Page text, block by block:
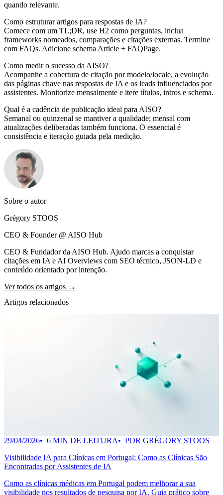
quando relevante.
Como estruturar artigos para respostas de IA?
Comece com um TL;DR, use H2 como perguntas, inclua
frameworks nomeados, comparações e citações externas. Termine
com FAQs. Adicione schema Article + FAQPage.
Como medir o sucesso da AISO?
Acompanhe a cobertura de citação por modelo/locale, a evolução
das páginas chave nas respostas de IA e os leads influenciados por
assistentes. Monitorize mensalmente e itere títulos, intros e schema.
Qual é a cadência de publicação ideal para AISO?
Semanal ou quinzenal se mantiver a qualidade; mensal com
atualizações deliberadas também funciona. O essencial é
consistência e iteração guiada pela medição.
Sobre o autor
Grégory STOOS
CEO & Founder @ AISO Hub
CEO & Fundador da AISO Hub. Ajudo marcas a conquistar
citações em IA e AI Overviews com SEO técnico, JSON-LD e
conteúdo orientado por intenção.
Ver todos os artigos →
Artigos relacionados
29/04/2026 6 MIN DE LEITURA
POR GRÉGORY STOOS
Visibilidade IA para Clínicas em Portugal: Como as Clínicas São
Encontradas por Assistentes de IA
Como as clínicas médicas em Portugal podem melhorar a sua
visibilidade nos resultados de pesquisa por IA. Guia prático sobre